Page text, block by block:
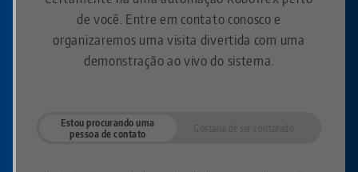
de você. Entre em contato conosco e
organizaremos uma visita divertida com uma
demonstração ao vivo do sistema.
Estou procurando uma
pessoa de contato
Gostaria de ser contatado